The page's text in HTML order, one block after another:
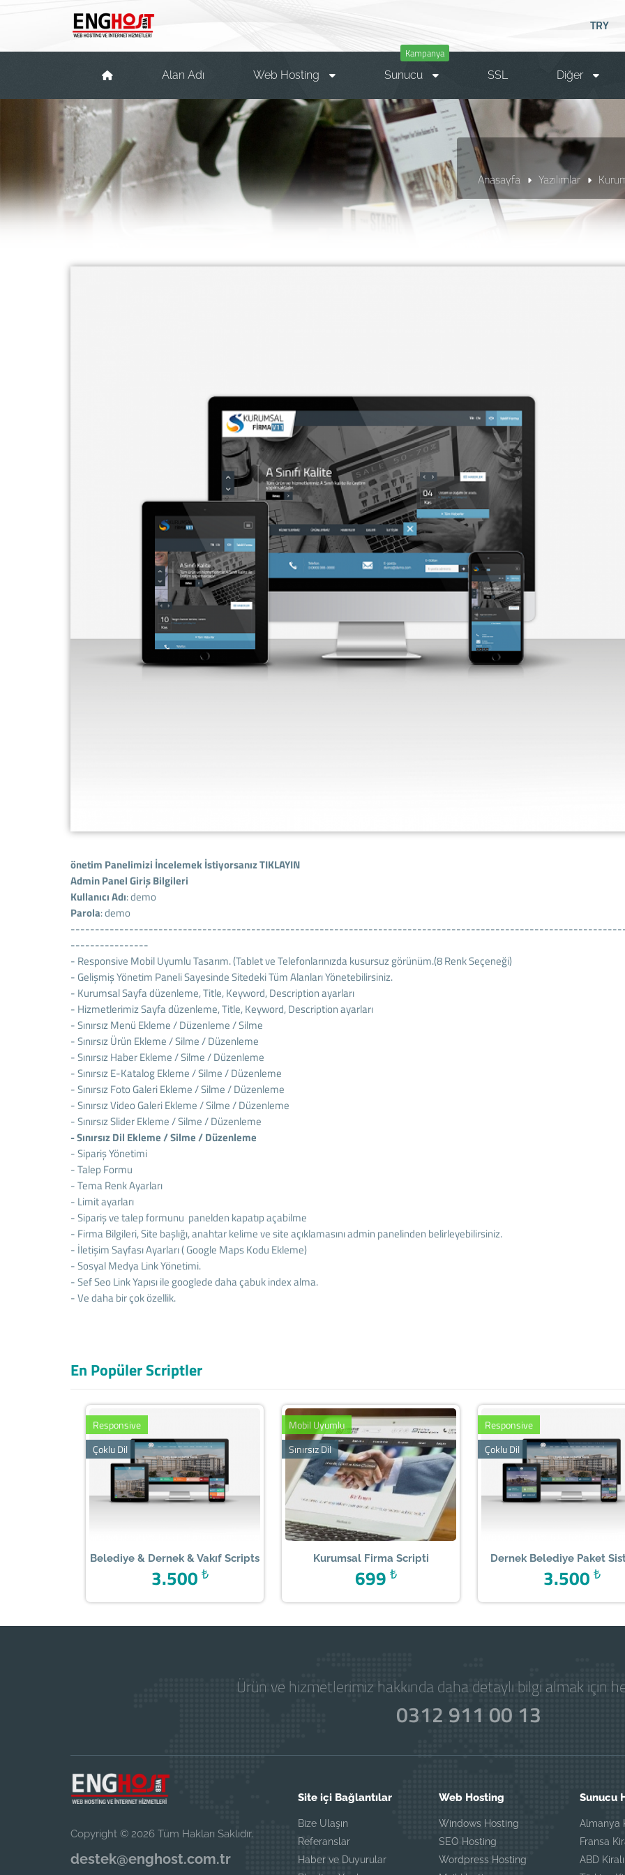
TRY
Alan Adı Web Hosting
Kampanya
Sunucu SSL Diğer
Anasayfa Yazılımlar
önetim Panelimizi İncelemek İstiyorsanızTIKLAYIN
Admin Panel Giriş Bilgileri
Kullanıcı Adı: demo
Parola: demo
----------------
- Responsive Mobil Uyumlu Tasarım. (Tablet ve Telefonlarınızda kusursuz görünüm.(8 Renk Seçeneği)
- Gelişmiş Yönetim Paneli Sayesinde Sitedeki Tüm Alanları Yönetebilirsiniz.
- Kurumsal Sayfa düzenleme, Title, Keyword, Description ayarları
- Hizmetlerimiz Sayfa düzenleme, Title, Keyword, Description ayarları
- Sınırsız Menü Ekleme / Düzenleme / Silme
- Sınırsız Ürün Ekleme / Silme / Düzenleme
- Sınırsız Haber Ekleme / Silme / Düzenleme
- Sınırsız E-Katalog Ekleme / Silme / Düzenleme
- Sınırsız Foto Galeri Ekleme / Silme / Düzenleme
- Sınırsız Video Galeri Ekleme / Silme / Düzenleme
- Sınırsız Slider Ekleme / Silme / Düzenleme
- Sınırsız Dil Ekleme / Silme / Düzenleme
- Sipariş Yönetimi
- Talep Formu
- Tema Renk Ayarları
- Limit ayarları
- Sipariş ve talep formunu panelden kapatıp açabilme
- Firma Bilgileri, Site başlığı, anahtar kelime ve site açıklamasını admin panelinden belirleyebilirsiniz.
- İletişim Sayfası Ayarları ( Google Maps Kodu Ekleme)
- Sosyal Medya Link Yönetimi.
- Sef Seo Link Yapısı ile googlede daha çabuk index alma.
- Ve daha bir çok özellik.
En Popüler Scriptler
Responsive
Çoklu Dil
Belediye & Dernek & Vakıf Scripts
₺
3.500
Mobil Uyumlu
Sınırsız Dil
Kurumsal Firma Scripti
₺
699
Responsive
Çoklu Dil
Dernek Belediye Paket
₺
3.500
Ürün ve hizmetlerimiz hakkında daha detaylı bilgi almak için
0312 911 00 13
Copyright © 2026 Tüm Hakları Saklıdır.
destek@enghost.com.tr
Site içi Bağlantılar
Bize Ulaşın
Referanslar
Haber ve Duyurular
Web Hosting
Windows Hosting
SEO Hosting
Wordpress Hosting
Sunucu
Almanya
Fransa
ABD